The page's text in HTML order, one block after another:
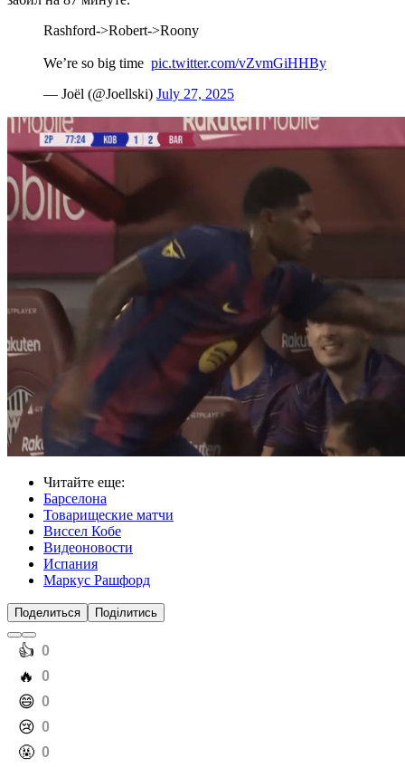
Rashford->Robert->Roony
We’re so big time ️️ pic.twitter.com/vZvmGiHHBy
— Joël (@Joellski) July 27, 2025
Читайте еще:
Барселона
Товарищеские матчи
Виссел Кобе
Видеоновости
Испания
Маркус Рашфорд
Поделиться Поділитись
️👍 0
️🔥 0
️😄 0
️😢 0
️🤬 0